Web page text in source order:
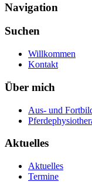
Navigation
Suchen
Willkommen
Kontakt
Über mich
Aus- und
Aktuelles
Aktuelles
Termine